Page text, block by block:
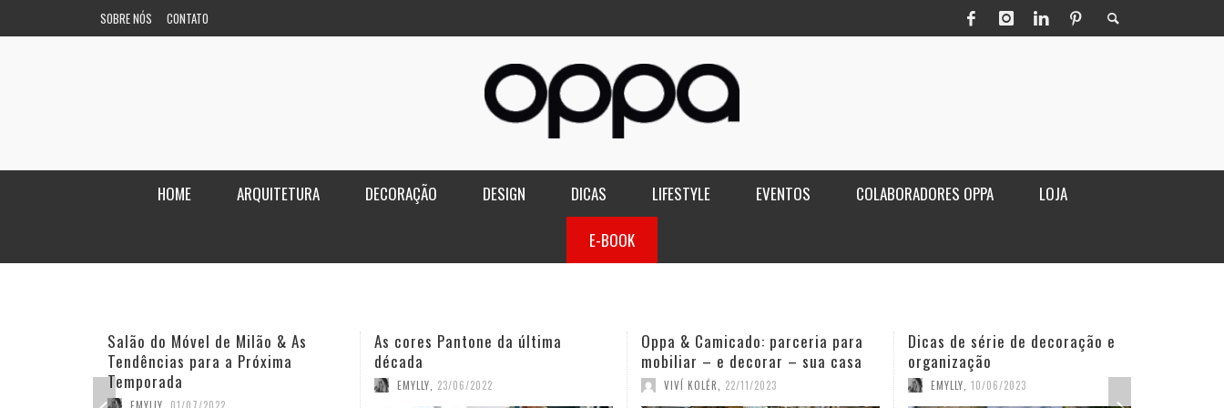
SOBRE NÓS CONTATO
HOME ARQUITETURA DECORAÇÃO DESIGN DICAS LIFESTYLE EVENTOS COLABORADORES OPPA LOJA
E-BOOK
Salão do Móvel de Milão & As
Tendências para a Próxima
Temporada
As cores Pantone da última
década
EMYLLY 23/06/2022
Oppa & Camicado: parceria para
mobiliar – e decorar – sua casa
VIVÍ KOLÉR 22/11/2023
Dicas de série de decoração e
organização
EMYLLY 10/06/2023